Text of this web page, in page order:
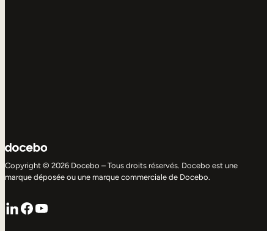
Copyright © 2026 Docebo – Tous droits réservés. Docebo est une
marque déposée ou une marque commerciale de Docebo.
LinkedIn
Facebook
YouTube